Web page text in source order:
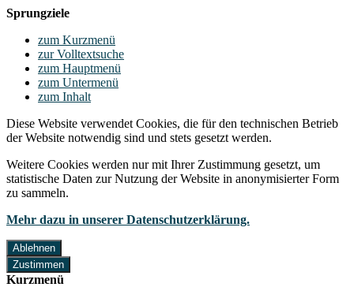
Sprungziele
zum Kurzmenü
zur Volltextsuche
zum Hauptmenü
zum Untermenü
zum Inhalt
Diese Website verwendet Cookies, die für den technischen Betrieb
der Website notwendig sind und stets gesetzt werden.
Weitere Cookies werden nur mit Ihrer Zustimmung gesetzt, um
statistische Daten zur Nutzung der Website in anonymisierter Form
zu sammeln.
Mehr dazu in unserer Datenschutzerklärung.
Ablehnen
Zustimmen
Kurzmenü